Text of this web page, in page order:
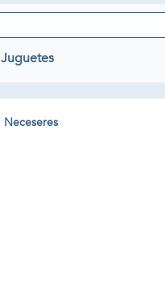
Juguetes
Neceseres